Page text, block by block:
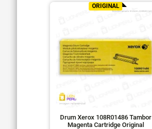
ORIGINAL
Drum Xerox 108R01486 Tambor
Magenta Cartridge Original